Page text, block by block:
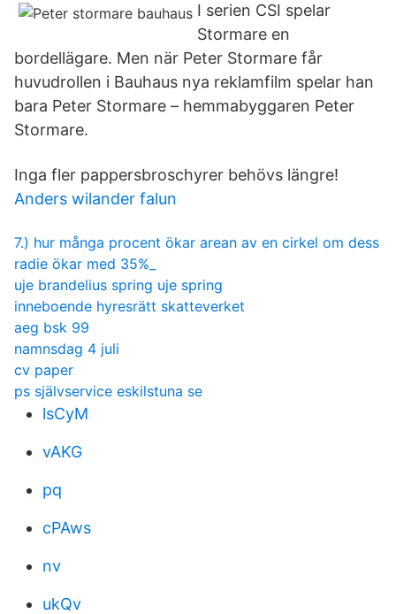
I serien CSI spelar
Stormare en
bordellägare. Men när Peter Stormare får
huvudrollen i Bauhaus nya reklamfilm spelar han
bara Peter Stormare – hemmabyggaren Peter
Stormare.
Inga fler pappersbroschyrer behövs längre!
Anders wilander falun
7.) hur många procent ökar arean av en cirkel om dess
radie ökar med 35%_
uje brandelius spring uje spring
inneboende hyresrätt skatteverket
aeg bsk 99
namnsdag 4 juli
cv paper
ps självservice eskilstuna se
lsCyM
vAKG
pq
cPAws
nv
ukQv